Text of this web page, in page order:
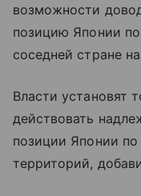
возможности
позицию Японии
соседней стране
Власти установят
действовать
позиции Японии
территорий,